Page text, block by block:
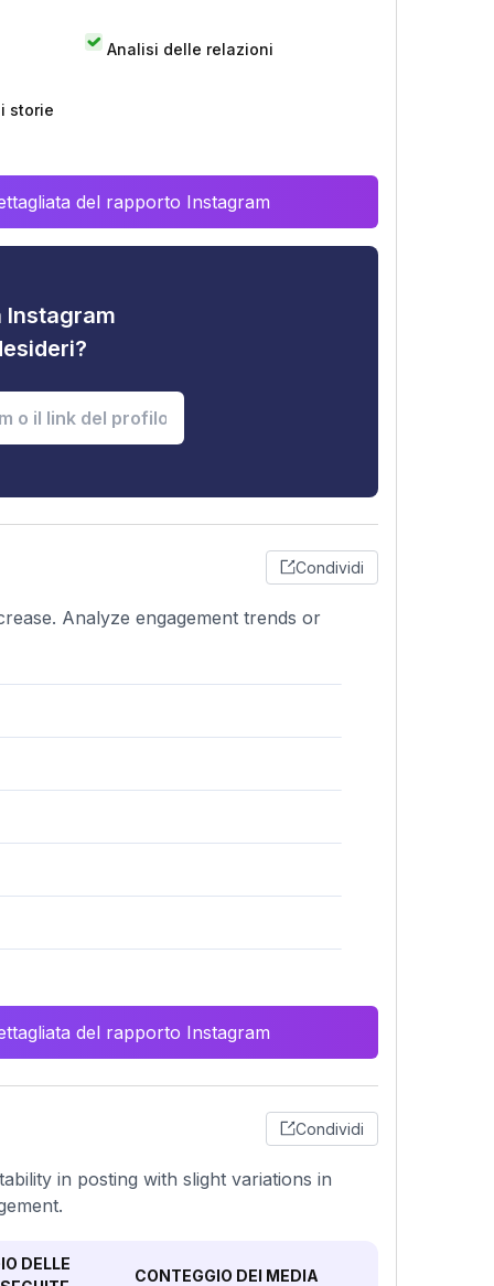
Analisi delle relazioni
storie
del rapporto Instagram
Condividi
Analyze engagement trends or
del rapporto Instagram
Condividi
in posting with slight variations in
DELLE
CONTEGGIO DEI MEDIA